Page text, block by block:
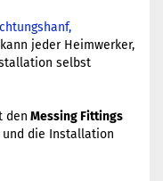
jeder Heimwerker,
selbst
den Messing Fittings
und die Installation